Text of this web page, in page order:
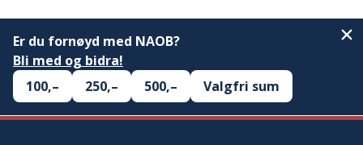
Er du fornøyd med NAOB?
Bli med og bidra!
100,–
250,– 500,– Valgfri sum